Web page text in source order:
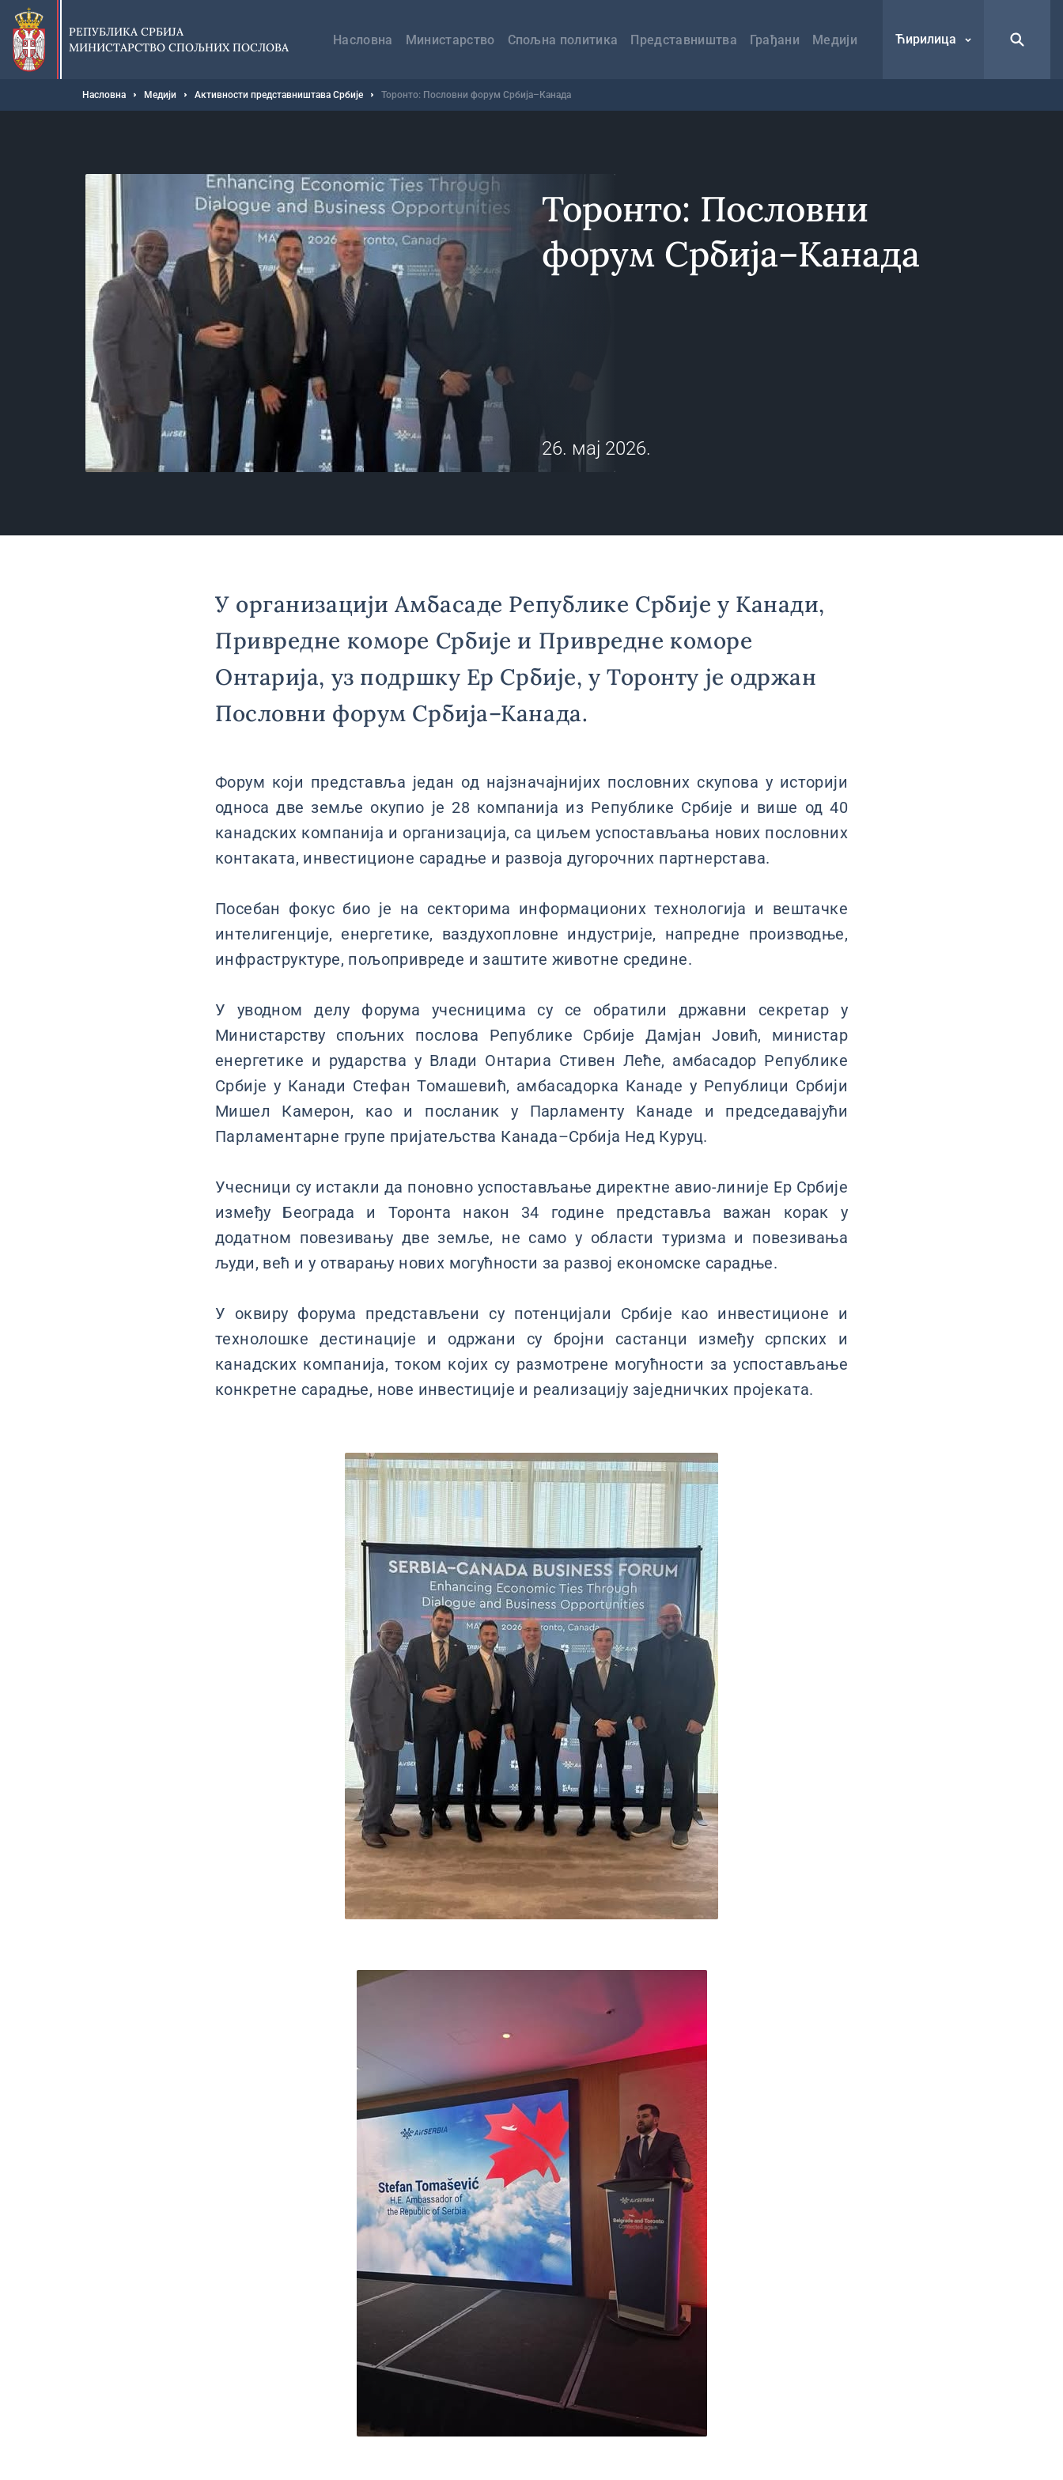
Прескочи
главни
део
садржаја
РЕПУБЛИКА СРБИЈА
МИНИСТАРСТВО СПОЉНИХ ПОСЛОВА
навигација
Насловна Министарство Спољна политика Представништва Грађани Медији Ћирилица
Мрвице
Насловна Медији Активности представништава Србије Торонто: Пословни форум Србија–Канада
Торонто: Пословни
форум Србија–Канада
26. мај 2026.
У организацији Амбасаде Републике Србије у Канади,
Привредне коморе Србије и Привредне коморе
Онтарија, уз подршку Ер Србије, у Торонту је одржан
Пословни форум Србија–Канада.
Форум који представља један од најзначајнијих пословних скупова у историји
односа две земље окупио је 28 компанија из Републике Србије и више од 40
канадских компанија и организација, са циљем успостављања нових пословних
контаката, инвестиционе сарадње и развоја дугорочних партнерстава.
Посебан фокус био је на секторима информационих технологија и вештачке
интелигенције, енергетике, ваздухопловне индустрије, напредне производње,
инфраструктуре, пољопривреде и заштите животне средине.
У уводном делу форума учесницима су се обратили државни секретар у
Министарству спољних послова Републике Србије Дамјан Јовић, министар
енергетике и рударства у Влади Онтариа Стивен Леће, амбасадор Републике
Србије у Канади Стефан Томашевић, амбасадорка Канаде у Републици Србији
Мишел Камерон, као и посланик у Парламенту Канаде и председавајући
Парламентарне групе пријатељства Канада–Србија Нед Куруц.
Учесници су истакли да поновно успостављање директне авио-линије Ер Србије
између Београда и Торонта након 34 године представља важан корак у
додатном повезивању две земље, не само у области туризма и повезивања
људи, већ и у отварању нових могућности за развој економске сарадње.
У оквиру форума представљени су потенцијали Србије као инвестиционе и
технолошке дестинације и одржани су бројни састанци између српских и
канадских компанија, током којих су размотрене могућности за успостављање
конкретне сарадње, нове инвестиције и реализацију заједничких пројеката.